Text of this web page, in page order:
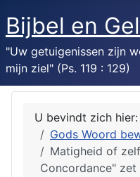
Bijbel en
"Uw getuigenissen zijn
mijn ziel" (Ps. 119 : 129)
U bevindt zich hier:
Gods Woord
Matigheid of
Concordance"